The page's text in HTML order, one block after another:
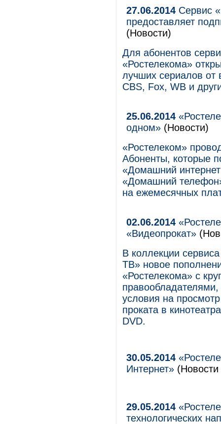
27.06.2014 Сервис
предоставляет
(Новости)
Для абонентов
«Ростелекома»
лучших сериалов от
CBS, Fox, WB и
25.06.2014
одном» (Новости)
«Ростелеком»
Абоненты, которые
«Домашний
«Домашний
на ежемесячных
02.06.2014
«Видеопрокат»
В коллекции
ТВ» новое
«Ростелекома» с
условия на
проката в
DVD.
30.05.2014
Интернет» (Новости
29.05.2014
технологических